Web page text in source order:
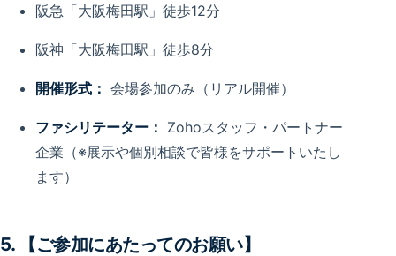
阪急「大阪梅田駅」徒歩12分
阪神「大阪梅田駅」徒歩8分
開催形式： 会場参加のみ（リアル開催）
ファシリテーター： Zohoスタッフ・パートナー
企業（※展示や個別相談で皆様をサポートいたし
ます）
5. 【ご参加にあたってのお願い】